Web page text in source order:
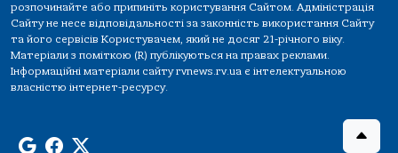
розпочинайте або припиніть користування Сайтом. Адміністрація
Сайту не несе відповідальності за законність використання Сайту
та його сервісів Користувачем, який не досяг 21-річного віку.
Матеріали з поміткою (R) публікуються на правах реклами.
Інформаційні матеріали сайту rvnews.rv.ua є інтелектуальною
власністю інтернет-ресурсу.